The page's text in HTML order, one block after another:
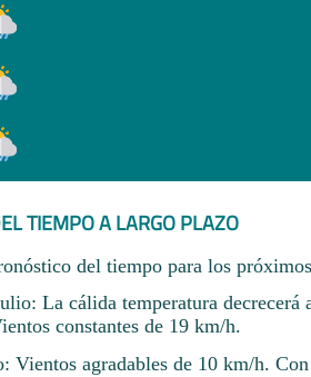
TIEMPO A LARGO PLAZO
del tiempo para los
La cálida temperatura
constantes de 19 km/h.
Vientos agradables de 10 km/h.